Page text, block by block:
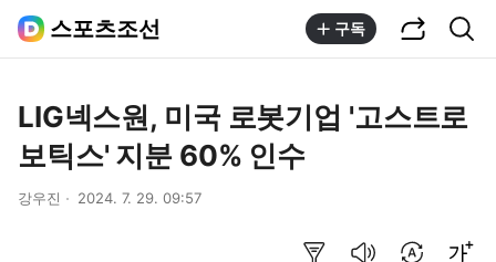
스포츠조선 구독
LIG넥스원, 미국 로봇기업 '고스트로
보틱스' 지분 60% 인수
강우진 2024. 7. 29. 09:57